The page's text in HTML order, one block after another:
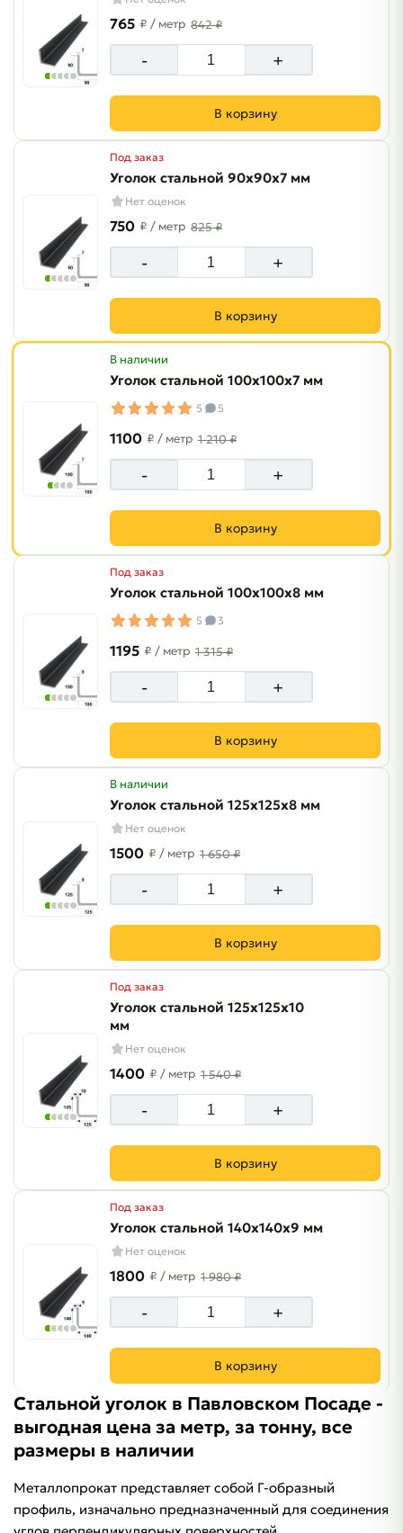
765 ₽ / метр 842 ₽
- +
В корзину
Под заказ
Уголок стальной 90х90х7 мм
Нет оценок
750 ₽ / метр 825 ₽
- +
В корзину
В наличии
Уголок стальной 100х100х7 мм
5 5
1100 ₽ / метр 1 210 ₽
- +
В корзину
Под заказ
Уголок стальной 100х100х8 мм
5 3
1195 ₽ / метр 1 315 ₽
- +
В корзину
В наличии
Уголок стальной 125х125х8 мм
Нет оценок
1500 ₽ / метр 1 650 ₽
- +
В корзину
Под заказ
Уголок стальной 125х125х10
мм
Нет оценок
1400 ₽ / метр 1 540 ₽
- +
В корзину
Под заказ
Уголок стальной 140х140х9 мм
Нет оценок
1800 ₽ / метр 1 980 ₽
- +
В корзину
Стальной уголок в Павловском Посаде -
выгодная цена за метр, за тонну, все
размеры в наличии
Металлопрокат представляет собой Г-образный
профиль, изначально предназначенный для соединения